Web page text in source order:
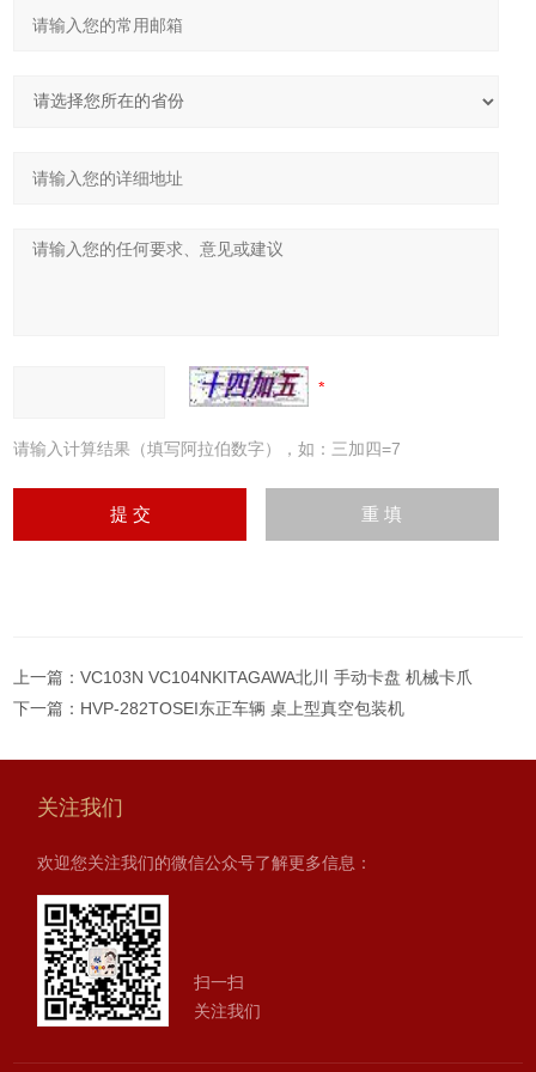
请输入计算结果（填写阿拉伯数字），如：三加四=7
上一篇：VC103N VC104NKITAGAWA北川 手动卡盘 机械卡爪
下一篇： HVP-282TOSEI东正车辆 桌上型真空包装机
关注我们
欢迎您关注我们的微信公众号了解更多信息：
扫一扫
关注我们